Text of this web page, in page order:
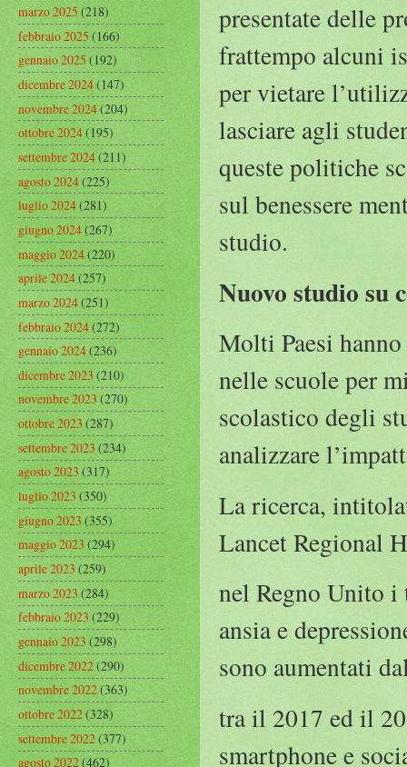
presentate delle
frattempo alcuni
per vietare
lasciare agli
queste politiche
sul benessere
studio.
Nuovo studio su
Molti Paesi
nelle scuole per
scolastico degli
analizzare
La ricerca,
Lancet Regional
nel Regno Unito
ansia e
sono aumentati
tra il 2017 ed il
smartphone e
marzo 2025(218)
febbraio 2025(166)
gennaio 2025(192)
dicembre 2024(147)
novembre 2024(204)
ottobre 2024(195)
settembre 2024(211)
agosto 2024(225)
luglio 2024(281)
giugno 2024(267)
maggio 2024(220)
aprile 2024(257)
marzo 2024(251)
febbraio 2024(272)
gennaio 2024(236)
dicembre 2023(210)
novembre 2023(270)
ottobre 2023(287)
settembre 2023(234)
agosto 2023(317)
luglio 2023(350)
giugno 2023(355)
maggio 2023(294)
aprile 2023(259)
marzo 2023(284)
febbraio 2023(229)
gennaio 2023(298)
dicembre 2022(290)
novembre 2022(363)
ottobre 2022(328)
settembre 2022(377)
agosto 2022(462)